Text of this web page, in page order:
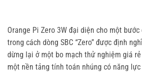
Orange Pi Zero 3W đại diện cho một
trong cách dòng SBC “Zero” được định
dừng lại ở một bo mạch thử nghiệm giá
một nền tảng tính toán nhúng có năng